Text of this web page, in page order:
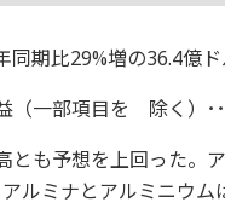
期比29%増の36.4億ド
一部項目を 除く）･･
とも予想を上回った。
ルミナとアルミニウ